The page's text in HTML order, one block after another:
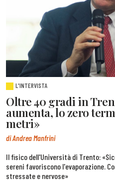
L'INTERVISTA
Oltre 40 gradi in
aumenta, lo zero
metri»
di Andrea Manfrini
Il fisico dell'Università di Trento:
sereni favoriscono l'evaporazione.
stressate e nervose»